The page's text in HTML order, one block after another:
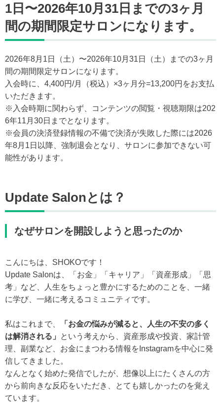
1日〜2026年10月31日までの3ヶ月
間の期間限定サロンになります。
2026年8月1日（土）〜2026年10月31日（土）までの3ヶ月
間の期間限定サロンになります。
入会時に、4,400円/月（税込）×3ヶ月分=13,200円をお支払
いただきます。
※入会時期に関わらず、コンテンツの閲覧・視聴期限は202
6年11月30日までとなります。
※会員の決済登録情報の不備で決済が失敗した際には2026
年8月1日以降、強制退会となり、サロンに参加できない可
能性があります。
Update Salonとは？
なぜサロンを開設しようと思ったのか
こんにちは、SHOKOです！
Update Salonは、「お金」「キャリア」「資産形成」「思
考」など、人生をちょっと豊かにするためのことを、一緒
に学び、一緒に考えるコミュニティです。
私はこれまで、
「お金の悩みが減ると、人生の不安の多く
は解消される」
という考えから、資産形成や投資、家計管
理、副業など、お金にまつわる情報をInstagramを中心に発
信してきました。
なんとなく始めた発信でしたが、想像以上にたくさんの方
から前向きな反応をいただき、とても嬉しかったのを覚え
ています。